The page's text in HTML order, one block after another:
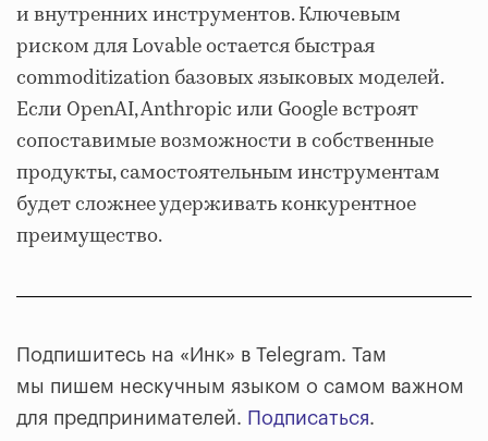
и внутренних инструментов. Ключевым
риском для Lovable остается быстрая
commoditization базовых языковых моделей.
Если OpenAI, Anthropic или Google встроят
сопоставимые возможности в собственные
продукты, самостоятельным инструментам
будет сложнее удерживать конкурентное
преимущество.
Подпишитесь на «Инк» в Telegram. Там
мы пишем нескучным языком о самом важном
для предпринимателей. Подписаться.